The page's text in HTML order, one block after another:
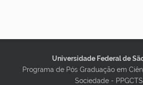
Universidade Federal de
Programa de Pós Graduação em
Sociedade - PPGCTS